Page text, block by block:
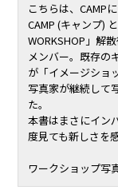
こちらは、CAMP
CAMP (キャンプ)
WORKSHOP 」解
メンバー。既存の
が「イメージショ
写真家が継続して
た。
本書はまさにイン
度見ても新しさを
ワークショップ写